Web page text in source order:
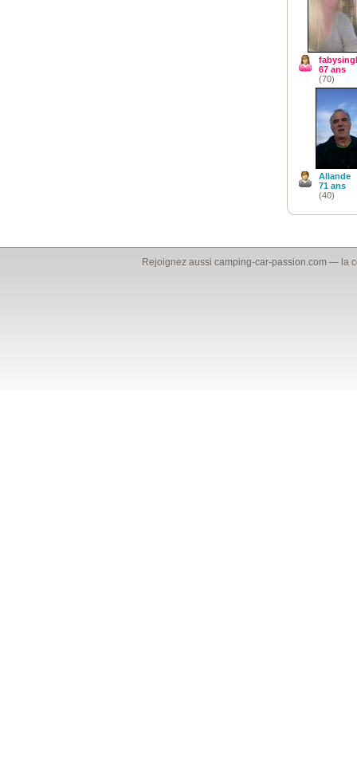
67 ans
(70)
Allande
71 ans
(40)
Rejoignez aussicamping-car-passion.com — la